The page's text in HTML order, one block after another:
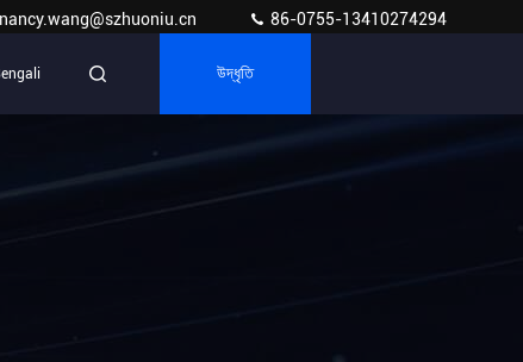
nancy.wang@szhuoniu.cn 86-0755-13410274294
উদ্ধৃতি